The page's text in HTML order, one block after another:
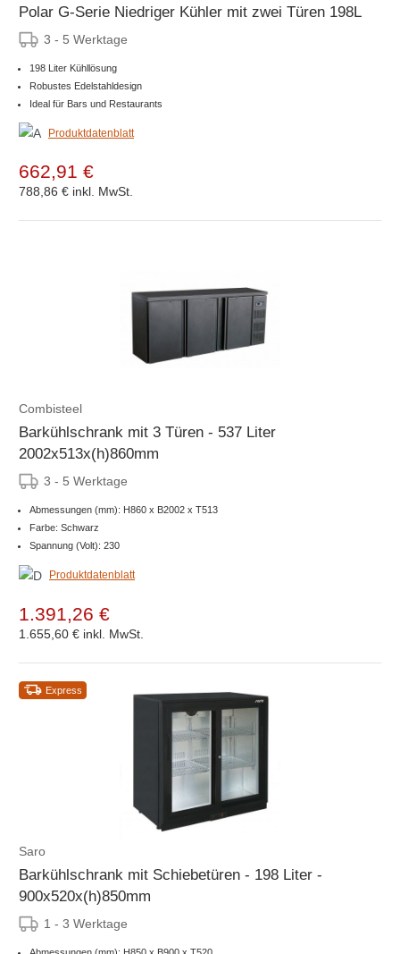
Polar G-Serie Niedriger Kühler mit zwei Türen 198L
3 - 5 Werktage
198 Liter Kühllösung
Robustes Edelstahldesign
Ideal für Bars und Restaurants
Produktdatenblatt
662,91 €
788,86 € inkl. MwSt.
Combisteel
Barkühlschrank mit 3 Türen - 537 Liter
2002x513x(h)860mm
3 - 5 Werktage
Abmessungen (mm): H860 x B2002 x T513
Farbe: Schwarz
Spannung (Volt): 230
Produktdatenblatt
1.391,26 €
1.655,60 € inkl. MwSt.
Express
Saro
Barkühlschrank mit Schiebetüren - 198 Liter -
900x520x(h)850mm
1 - 3 Werktage
Abmessungen (mm): H850 x B900 x T520